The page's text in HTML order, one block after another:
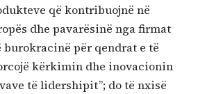
që kontribuojnë në
dhe pavarësinë nga firmat
burokracinë për qendrat e të
kërkimin dhe inovacionin
të lidershipit”; do të nxisë